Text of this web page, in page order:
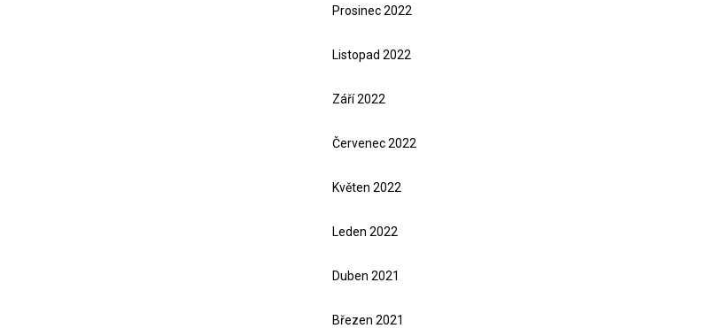
Prosinec 2022
Listopad 2022
Září 2022
Červenec 2022
Květen 2022
Leden 2022
Duben 2021
Březen 2021